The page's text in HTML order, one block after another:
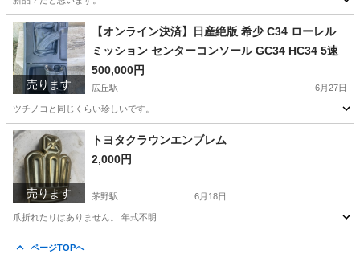
長野 塩尻市 広丘駅 内装、インテリア
売ります
【オンライン決済】日産絶版 希少 C34 ローレル
ミッション センターコンソール GC34 HC34 5速
500,000円
広丘駅 6月27日
ツチノコと同じくらい珍しいです。
長野 塩尻市 広丘駅 内装、インテリア
売ります
トヨタクラウンエンブレム
2,000円
茅野駅 6月18日
爪折れたりはありません。 年式不明
ページTOPへ